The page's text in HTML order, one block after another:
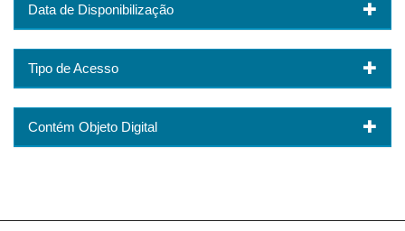
Data de Disponibilização
Tipo de Acesso
Contém Objeto Digital